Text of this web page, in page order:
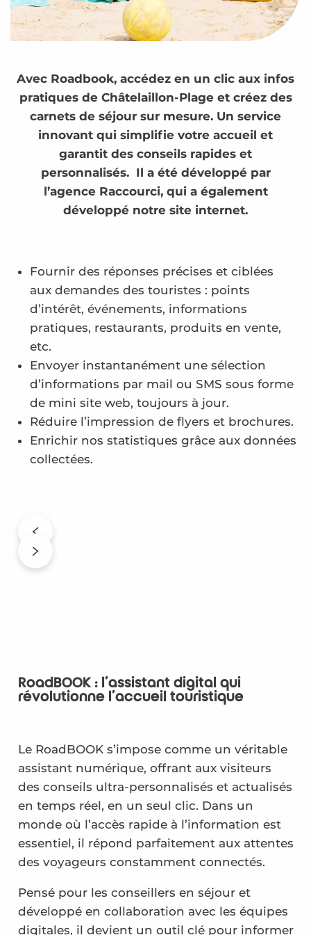
Avec Roadbook, accédez en un clic aux infos
pratiques de Châtelaillon-Plage et créez des
carnets de séjour sur mesure. Un service
innovant qui simplifie votre accueil et
garantit des conseils rapides et
personnalisés. Il a été développé par
l’agence Raccourci, qui a également
développé notre site internet.
Fournir des réponses précises et ciblées
aux demandes des touristes : points
d’intérêt, événements, informations
pratiques, restaurants, produits en vente,
etc.
Envoyer instantanément une sélection
d’informations par mail ou SMS sous forme
de mini site web, toujours à jour.
Réduire l’impression de flyers et brochures.
Enrichir nos statistiques grâce aux données
collectées.
RoadBOOK : l’assistant digital qui
révolutionne l’accueil touristique
Le RoadBOOK s’impose comme un véritable
assistant numérique, offrant aux visiteurs
des conseils ultra-personnalisés et actualisés
en temps réel, en un seul clic. Dans un
monde où l’accès rapide à l’information est
essentiel, il répond parfaitement aux attentes
des voyageurs constamment connectés.
Pensé pour les conseillers en séjour et
développé en collaboration avec les équipes
digitales, il devient un outil clé pour informer